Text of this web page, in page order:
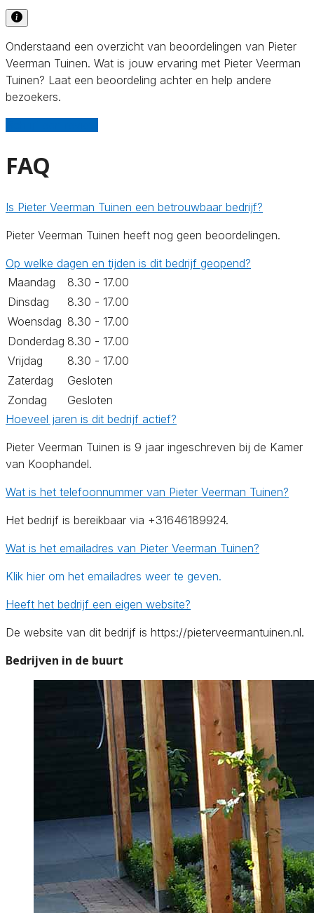
Onderstaand een overzicht van beoordelingen van Pieter
Veerman Tuinen. Wat is jouw ervaring met Pieter Veerman
Tuinen? Laat een beoordeling achter en help andere
bezoekers.
FAQ
Is Pieter Veerman Tuinen een betrouwbaar bedrijf?
Pieter Veerman Tuinen heeft nog geen beoordelingen.
Op welke dagen en tijden is dit bedrijf geopend?
Maandag
8.30 - 17.00
Dinsdag
8.30 - 17.00
Woensdag 8.30 - 17.00
Donderdag 8.30 - 17.00
Vrijdag
8.30 - 17.00
Zaterdag
Gesloten
Zondag
Gesloten
Hoeveel jaren is dit bedrijf actief?
Pieter Veerman Tuinen is 9 jaar ingeschreven bij de Kamer
van Koophandel.
Wat is het telefoonnummer van Pieter Veerman Tuinen?
Het bedrijf is bereikbaar via +31646189924.
Wat is het emailadres van Pieter Veerman Tuinen?
Klik hier om het emailadres weer te geven.
Heeft het bedrijf een eigen website?
De website van dit bedrijf is https://pieterveermantuinen.nl.
Bedrijven in de buurt